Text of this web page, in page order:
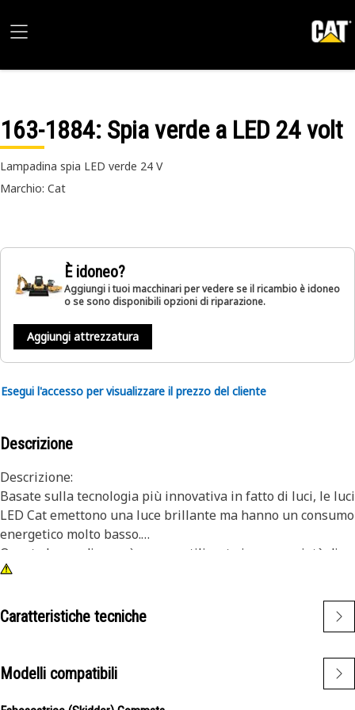
163-1884: Spia verde a LED 24 volt
Lampadina spia LED verde 24 V
Marchio: Cat
È idoneo?
Aggiungi i tuoi macchinari per vedere se il ricambio è idoneo
o se sono disponibili opzioni di riparazione.
Aggiungi attrezzatura
Esegui l'accesso per visualizzare il prezzo del cliente
Descrizione
Descrizione:
Basate sulla tecnologia più innovativa in fatto di luci, le luci
LED Cat emettono una luce brillante ma hanno un consumo
energetico molto basso.
Questa lampadina può essere utilizzata in una varietà di
macchine Cat, assicurando durata e versatilità.
• Lampadina LED verde
• Base a baionetta
• Dimensioni base A-1
• Lampadina singola/diffusore
Caratteristiche tecniche
Modelli compatibili